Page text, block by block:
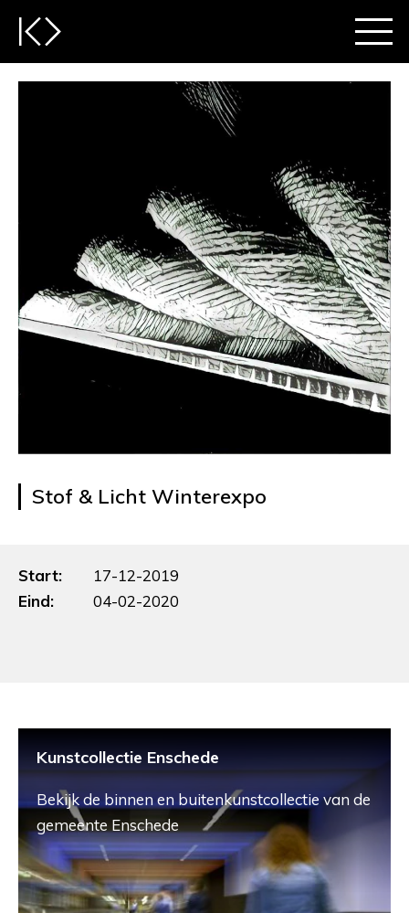
Stof & Licht Winterexpo
Start:
17-12-2019
Eind:
04-02-2020
Kunstcollectie Enschede
Bekijk de binnen en buitenkunstcollectie van de
gemeente Enschede